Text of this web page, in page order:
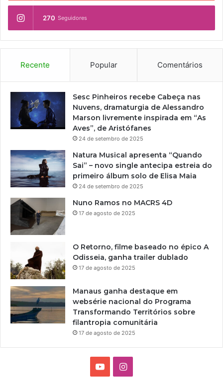
270 Seguidores
Recente Popular Comentários
Sesc Pinheiros recebe Cabeça nas
Nuvens, dramaturgia de Alessandro
Marson livremente inspirada em “As
Aves”, de Aristófanes
24 de setembro de 2025
Natura Musical apresenta “Quando
Sai” – novo single antecipa estreia do
primeiro álbum solo de Elisa Maia
24 de setembro de 2025
Nuno Ramos no MACRS 4D
17 de agosto de 2025
O Retorno, filme baseado no épico A
Odisseia, ganha trailer dublado
17 de agosto de 2025
Manaus ganha destaque em
websérie nacional do Programa
Transformando Territórios sobre
filantropia comunitária
17 de agosto de 2025
I